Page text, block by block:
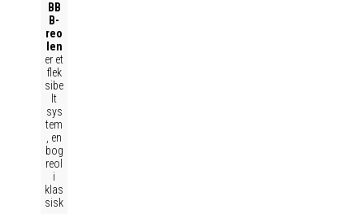
BB
B-
reo
len
er et
flek
sibe
lt
sys
tem
, en
bog
reol
i
klas
sisk